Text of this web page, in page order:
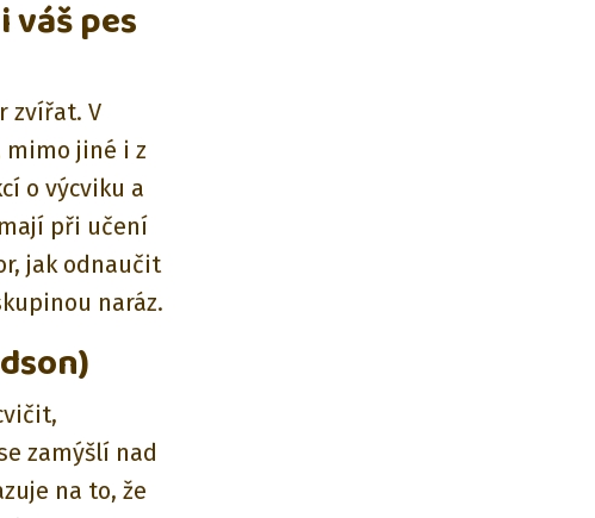
váš pes
zvířat. V
mimo jiné i z
o výcviku a
při učení
jak odnaučit
naráz.
zamýšlí nad
na to, že